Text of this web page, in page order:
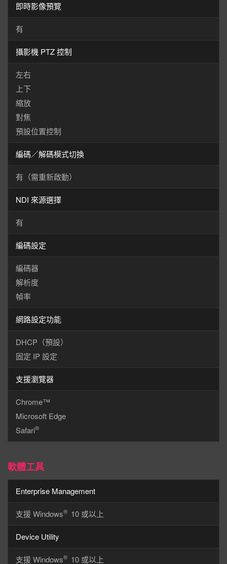
即時影像預覽
有
攝影機 PTZ 控制
左右
上下
縮放
對焦
預設位置控制
編碼／解碼模式切換
有（需重新啟動）
NDI 來源選擇
有
編碼設定
編碼器
解析度
幀率
網路設定功能
DHCP（預設）
固定 IP 設定
支援瀏覽器
Chrome™
Microsoft Edge
Safari®
軟體工具
Enterprise Management
支援 Windows® 10 或以上
Device Utility
支援 Windows® 10 或以上